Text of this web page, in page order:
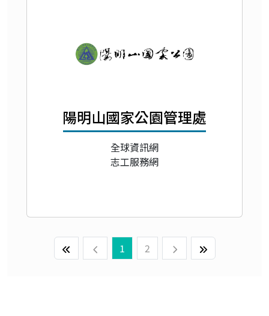
陽明山國家公園管理處
全球資訊網
志工服務網
1 2